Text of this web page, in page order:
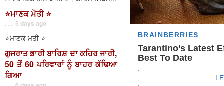
⭐️ਮਾਣਕ ਮੋਤੀ ⭐️
. . . 5 days ago
⭐️ਮਾਣਕ ਮੋਤੀ ⭐️
ਗੁਜਰਾਤ ਭਾਰੀ ਬਾਰਿਸ਼ ਦਾ ਕਹਿਰ ਜਾਰੀ,
50 ਤੋਂ 60 ਪਰਿਵਾਰਾਂ ਨੂੰ ਬਾਹਰ ਕੱਢਿਆ
ਗਿਆ